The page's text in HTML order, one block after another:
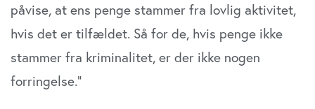
påvise, at ens penge stammer fra lovlig aktivitet,
hvis det er tilfældet. Så for de, hvis penge ikke
stammer fra krimina­litet, er der ikke nogen
forringelse.”